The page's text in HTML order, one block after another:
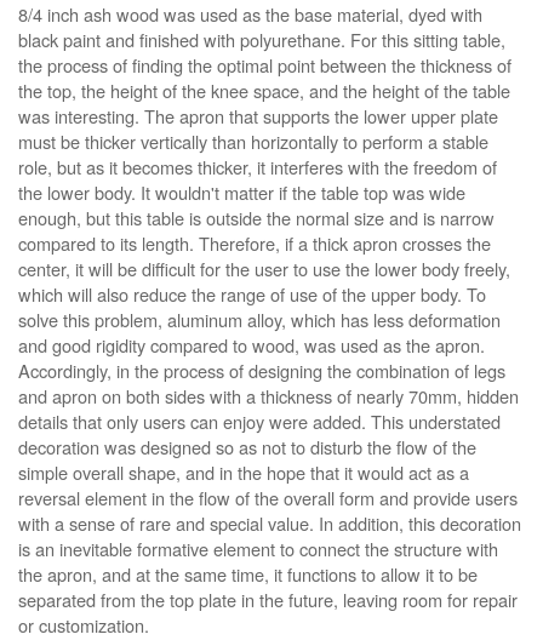
8/4 inch ash wood was used as the base material, dyed with
black paint and finished with polyurethane. For this sitting table,
the process of finding the optimal point between the thickness of
the top, the height of the knee space, and the height of the table
was interesting. The apron that supports the lower upper plate
must be thicker vertically than horizontally to perform a stable
role, but as it becomes thicker, it interferes with the freedom of
the lower body. It wouldn't matter if the table top was wide
enough, but this table is outside the normal size and is narrow
compared to its length. Therefore, if a thick apron crosses the
center, it will be difficult for the user to use the lower body freely,
which will also reduce the range of use of the upper body. To
solve this problem, aluminum alloy, which has less deformation
and good rigidity compared to wood, was used as the apron.
Accordingly, in the process of designing the combination of legs
and apron on both sides with a thickness of nearly 70mm, hidden
details that only users can enjoy were added. This understated
decoration was designed so as not to disturb the flow of the
simple overall shape, and in the hope that it would act as a
reversal element in the flow of the overall form and provide users
with a sense of rare and special value. In addition, this decoration
is an inevitable formative element to connect the structure with
the apron, and at the same time, it functions to allow it to be
separated from the top plate in the future, leaving room for repair
or customization.